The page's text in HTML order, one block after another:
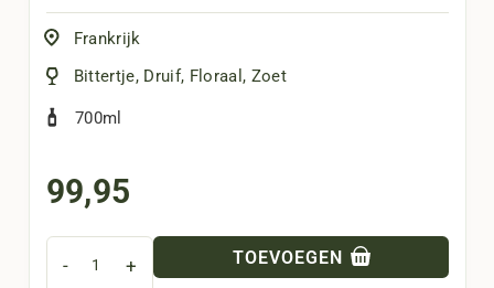
Frankrijk
Bittertje, Druif, Floraal , Zoet
700ml
99,95
- + TOEVOEGEN